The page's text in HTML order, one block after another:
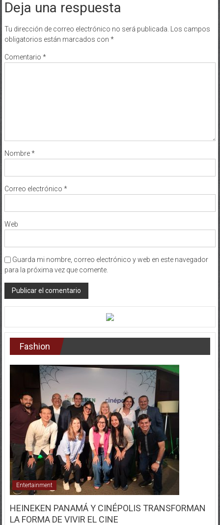
Deja una respuesta
Tu dirección de correo electrónico no será publicada.
Los campos
obligatorios están marcados con *
Comentario *
Nombre*
Correo electrónico *
Web
Guarda mi nombre, correo electrónico y web en este navegador
para la próxima vez que comente.
Fashion
Entertainment
HEINEKEN PANAMÁ Y CINÉPOLIS TRANSFORMAN
LA FORMA DE VIVIR EL CINE